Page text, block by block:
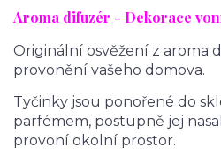
Aroma difuzér - Dekorace
Originální osvěžení z aroma
provonění vašeho domova.
Tyčinky jsou ponořené do
parfémem, postupně jej
provoní okolní prostor.